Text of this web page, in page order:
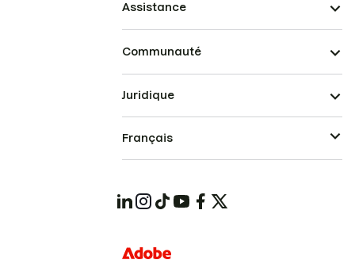
Assistance
Communauté
Juridique
Français